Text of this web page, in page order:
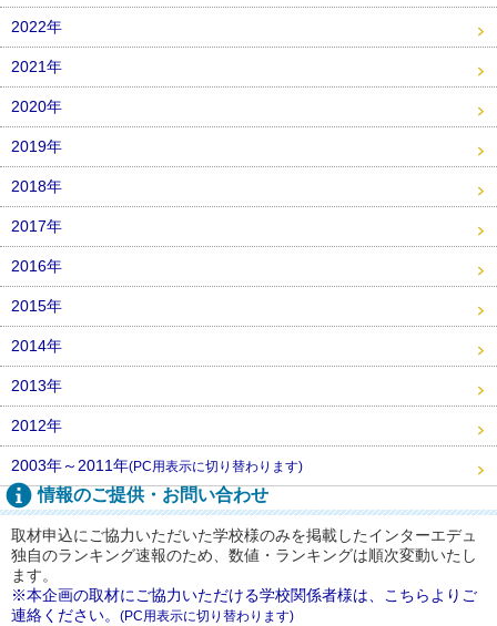
2022年
2021年
2020年
2019年
2018年
2017年
2016年
2015年
2014年
2013年
2012年
2003年～2011年(PC用表示に切り替わります)
情報のご提供・お問い合わせ
取材申込にご協力いただいた学校様のみを掲載したインターエデュ
独自のランキング速報のため、数値・ランキングは順次変動いたし
ます。
※本企画の取材にご協力いただける学校関係者様は、こちらよりご
連絡ください。 (PC用表示に切り替わります)